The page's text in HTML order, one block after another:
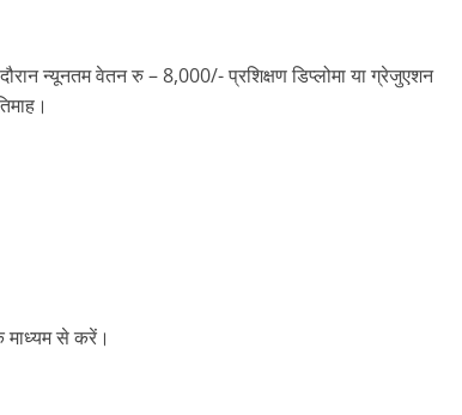
न्यूनतम वेतन रु – 8,000/- प्रशिक्षण डिप्लोमा या ग्रेजुएशन
माध्यम से करें।